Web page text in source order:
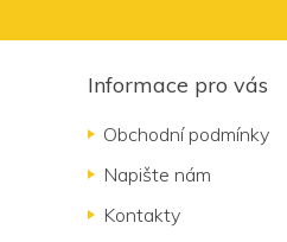
Informace pro vás
Obchodní podmínky
Napište nám
Kontakty